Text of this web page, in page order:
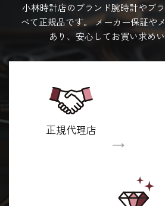
小林時計店のブランド腕時計やブ
べて正規品です。
メーカー保証や
あり、安心してお買い求めい
正規代理店